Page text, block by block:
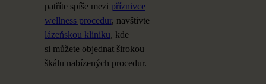
patříte spíše mezi příznivce
wellness procedur, navštivte
lázeňskou kliniku, kde
si můžete objednat širokou
škálu nabízených procedur.